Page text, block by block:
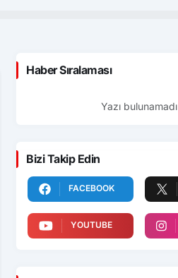
Haber Sıralaması
Yazı bulunamadı
Bizi Takip Edin
FACEBOOK
YOUTUBE